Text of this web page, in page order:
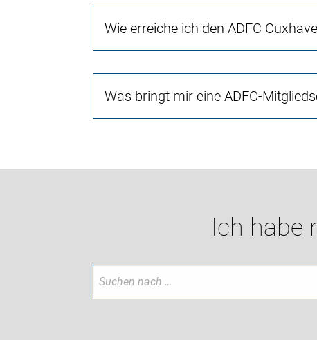
Wie erreiche ich den ADFC
Was bringt mir eine ADFC-
Ich habe